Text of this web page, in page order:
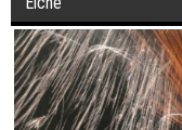
Elche